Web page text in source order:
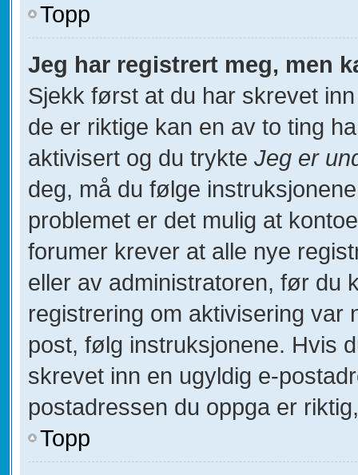
Topp
Jeg har registrert meg, men
Sjekk først at du har skrevet
de er riktige kan en av to ting
aktivisert og du trykte Jeg er
deg, må du følge
problemet er det mulig at
forumer krever at alle nye
eller av administratoren, før du
registrering om aktivisering var
post, følg instruksjonene. Hvis
skrevet inn en ugyldig e-
postadressen du oppga er
Topp